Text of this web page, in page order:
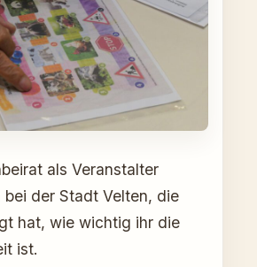
als Veranstalter
bei der Stadt Velten, die
hat, wie wichtig ihr die
ist.